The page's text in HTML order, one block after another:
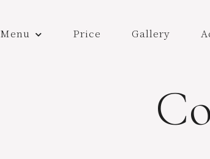
Menu Price Gallery